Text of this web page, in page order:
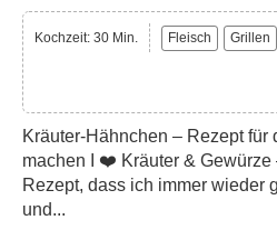
Kochzeit: 30 Min. Fleisch Grillen
Kräuter-Hähnchen – Rezept für
machen I ❤️ Kräuter & Gewürze
Rezept, dass ich immer wieder
und...